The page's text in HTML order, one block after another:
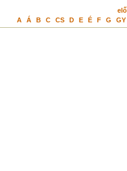
A
Á B C CS D E É F G GY